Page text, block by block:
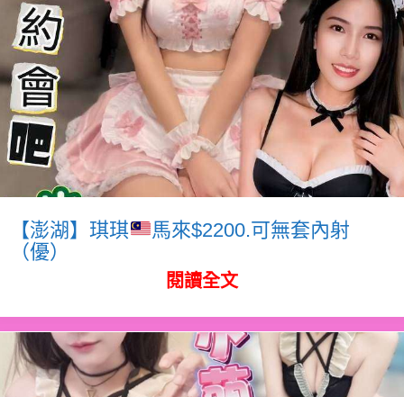
【澎湖】琪琪
馬來$2200.可無套內射
（優）
閱讀全文